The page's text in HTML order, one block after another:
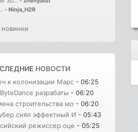
- Ninja_H2R
новинки
НОВОСТИ
к колонизации Марс - 06:25
разрабаты - 06:20
строительства мо - 06:20
снял эффектный И - 05:43
режиссер оце - 05:25